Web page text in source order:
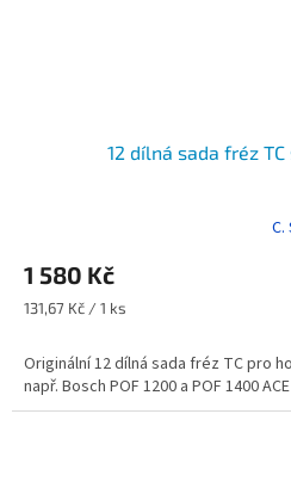
12 dílná sada fréz
produktu
je
5,0
5
hvězdiček.
C.
1 580 Kč
Měrná
131,67 Kč / 1 ks
Originální 12 dílná sada fréz TC pro
např. Bosch POF 1200 a POF 1400 ACE